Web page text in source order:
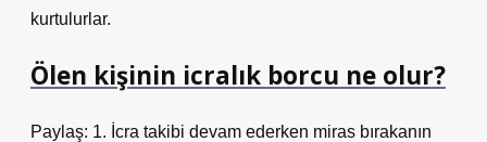
kurtulurlar.
Ölen kişinin icralık borcu ne olur?
Paylaş: 1. İcra takibi devam ederken miras bırakanın